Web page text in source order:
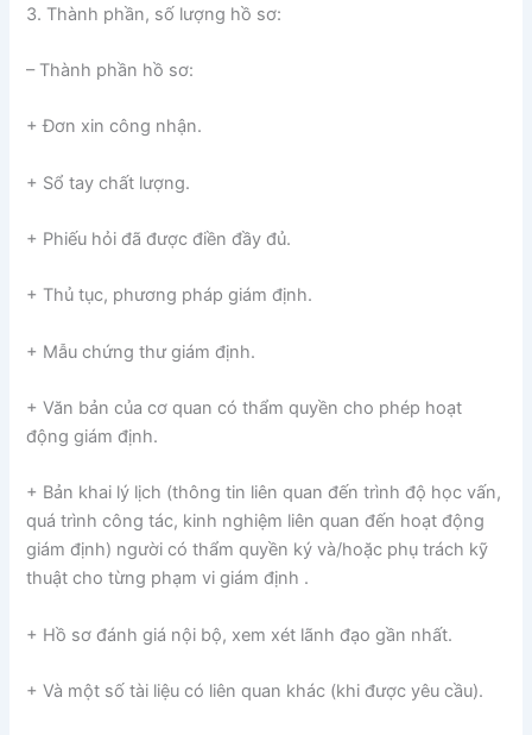
3. Thành phần, số lượng hồ sơ:
– Thành phần hồ sơ:
+ Đơn xin công nhận.
+ Sổ tay chất lượng.
+ Phiếu hỏi đã được điền đầy đủ.
+ Thủ tục, phương pháp giám định.
+ Mẫu chứng thư giám định.
+ Văn bản của cơ quan có thẩm quyền cho phép hoạt
động giám định.
+ Bản khai lý lịch (thông tin liên quan đến trình độ học vấn,
quá trình công tác, kinh nghiệm liên quan đến hoạt động
giám định) người có thẩm quyền ký và/hoặc phụ trách kỹ
thuật cho từng phạm vi giám định .
+ Hồ sơ đánh giá nội bộ, xem xét lãnh đạo gần nhất.
+ Và một số tài liệu có liên quan khác (khi được yêu cầu).